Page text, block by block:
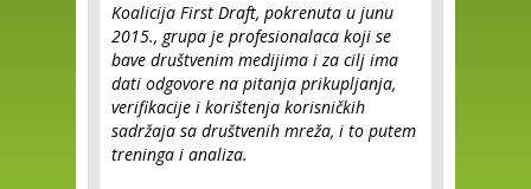
Koalicija First Draft, pokrenuta u junu
2015., grupa je profesionalaca koji se
bave društvenim medijima i za cilj ima
dati odgovore na pitanja prikupljanja,
verifikacije i korištenja korisničkih
sadržaja sa društvenih mreža, i to putem
treninga i analiza.